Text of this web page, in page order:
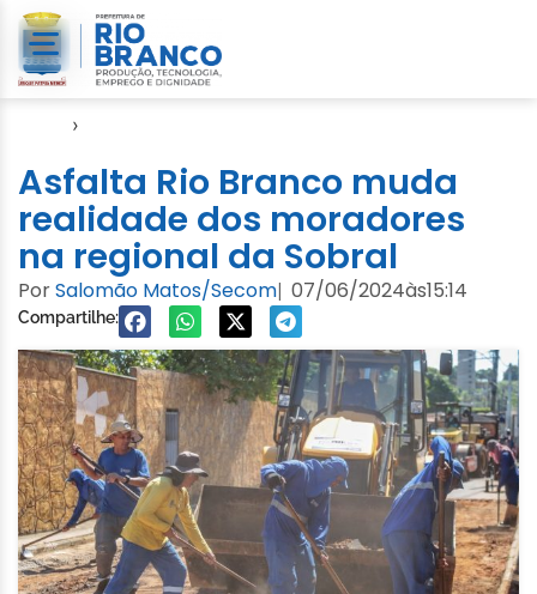
›
Asfalta Rio Branco muda
realidade dos moradores
na regional da Sobral
PorSalomão Matos/Secom| 07/06/2024às15:14
Compartilhe: